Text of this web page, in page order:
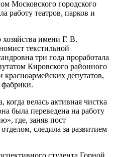
Московского городского
работу театров, парков и
имени Г. В.
текстильной
три года проработала
Кировского районного
красноармейских депутатов,
велась активная чистка
была переведена на работу
где, заняв пост
следила за развитием
студента Горной